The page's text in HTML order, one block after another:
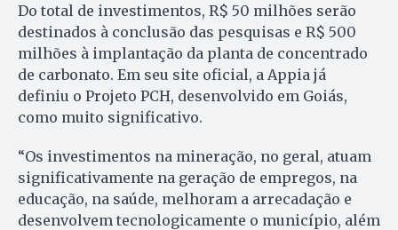
Do total de investimentos, R$ 50 milhões serão
destinados à conclusão das pesquisas e R$ 500
milhões à implantação da planta de concentrado
de carbonato. Em seu site oficial, a Appia já
definiu o Projeto PCH, desenvolvido em Goiás,
como muito significativo.
“Os investimentos na mineração, no geral, atuam
significativamente na geração de empregos, na
educação, na saúde, melhoram a arrecadação e
desenvolvem tecnologicamente o município, além